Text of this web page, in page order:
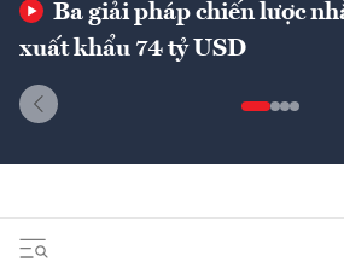
Ba giải pháp chiến lược
xuất khẩu 74 tỷ USD